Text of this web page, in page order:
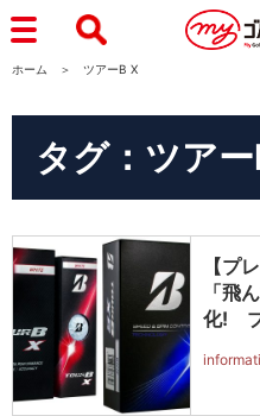
ホーム ツアーB X
タグ：ツア
【プ
「飛
化! ブ